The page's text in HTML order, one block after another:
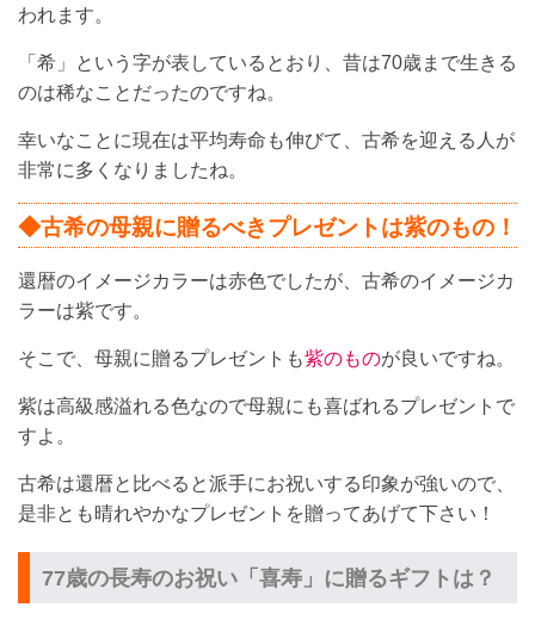
われます。
「希」という字が表しているとおり、昔は70歳まで生きる
のは稀なことだったのですね。
幸いなことに現在は平均寿命も伸びて、古希を迎える人が
非常に多くなりましたね。
◆古希の母親に贈るべきプレゼントは紫のもの！
還暦のイメージカラーは赤色でしたが、古希のイメージカ
ラーは紫です。
そこで、母親に贈るプレゼントも紫のものが良いですね。
紫は高級感溢れる色なので母親にも喜ばれるプレゼントで
すよ。
古希は還暦と比べると派手にお祝いする印象が強いので、
是非とも晴れやかなプレゼントを贈ってあげて下さい！
77歳の長寿のお祝い「喜寿」に贈るギフトは？